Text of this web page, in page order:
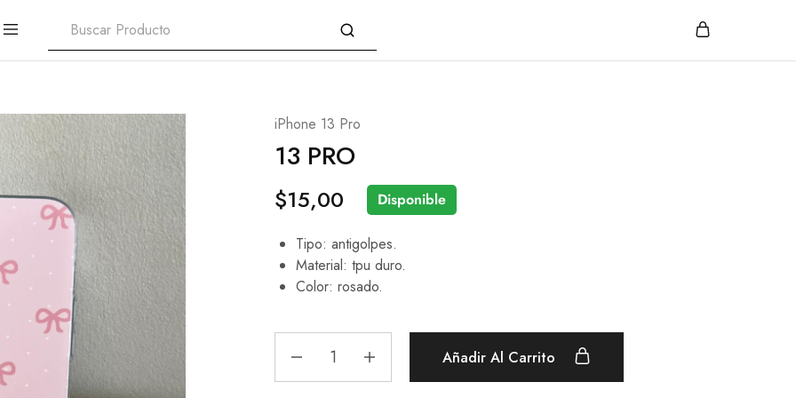
iPhone 13 Pro
13 PRO
$15,00 Disponible
Tipo: antigolpes.
Material: tpu duro.
Color: rosado.
Añadir Al Carrito